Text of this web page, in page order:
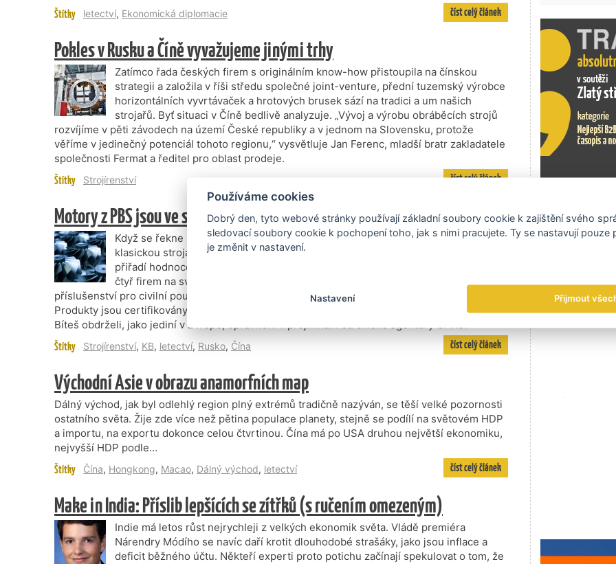
Štítky letectví, Ekonomická diplomacie číst celý článek
Pokles v Rusku a Číně vyvažujeme jinými trhy
Zatímco řada českých firem s originálním know-how přistoupila na čínskou
strategii a založila v říši středu společné joint-venture, přední tuzemský výrobce
horizontálních vyvrtávaček a hrotových brusek sází na tradici a um našich
strojařů. Byť situaci v Číně bedlivě analyzuje. „Vývoj a výrobu obráběcích strojů
rozvíjíme v pěti závodech na území České republiky a v jednom na Slovensku, protože
věříme v jedinečný potenciál tohoto regionu,“ vysvětluje Jan Ferenc, mladší bratr zakladatele
společnosti Fermat a ředitel pro oblast prodeje.
Štítky Strojírenství číst celý článek
Motory z PBS jsou ve světě značka
Když se řekne První brněnská strojírna Velká Bíteš, každý z oboru si představí
klasickou strojařinu a dvousetletou historii značky. V zahraničí si k ní nejspíš
přiřadí hodnocení „osvědčený dodavatel letecké techniky“. Jako jedna z pouhých
čtyř firem na světě má oprávnění na vývoj, výrobu a údržbu turbínových motorů a
příslušenství pro civilní použití, udělované Evropskou agenturou pro letovou bezpečnost.
Produkty jsou certifikovány i ruskou agenturou ARMAK. A nedávno pracovníci PBS Velká
Bíteš obdrželi, jako jediní v Evropě, oprávnění k přejímkám od čínské agentury CAAC.
Štítky Strojírenství, KB, letectví, Rusko, Čína číst celý článek
Východní Asie v obrazu anamorfních map
Dálný východ, jak byl odlehlý region plný extrémů tradičně nazýván, se těší velké pozornosti
ostatního světa. Žije zde více než pětina populace planety, stejně se podílí na světovém HDP
a importu, na exportu dokonce celou čtvrtinou. Čína má po USA druhou největší ekonomiku,
nejvyšší HDP podle…
Štítky Čína, Hongkong, Macao, Dálný východ, letectví číst celý článek
Make in India: Příslib lepšících se zítřků (s ručením omezeným)
Indie má letos růst nejrychleji z velkých ekonomik světa. Vládě premiéra
Nárendry Módího se navíc daří krotit dlouhodobé strašáky, jako jsou inflace a
deficit běžného účtu. Někteří experti proto potichu začínají spekulovat o tom, že
nejen
příběh.
Exportní
Používáme cookies
Dobrý den, tyto webové stránky používají základní soubory cookie k zajištění svého
sledovací soubory cookie k pochopení toho, jak s nimi pracujete. Ty se nastavují pouze
je změnit v nastavení.
Nastavení Přijmout